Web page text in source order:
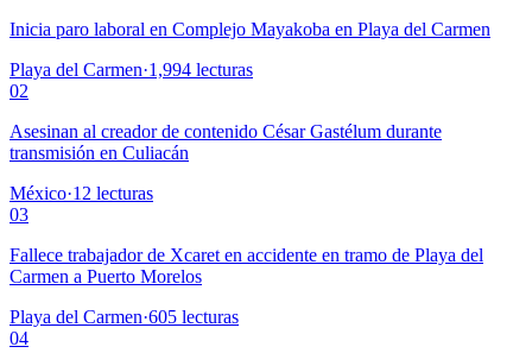
Inicia paro laboral en Complejo Mayakoba en Playa del Carmen
Playa del Carmen·1,994 lecturas
02
Asesinan al creador de contenido César Gastélum durante
transmisión en Culiacán
México·12 lecturas
03
Fallece trabajador de Xcaret en accidente en tramo de Playa del
Carmen a Puerto Morelos
Playa del Carmen·605 lecturas
04